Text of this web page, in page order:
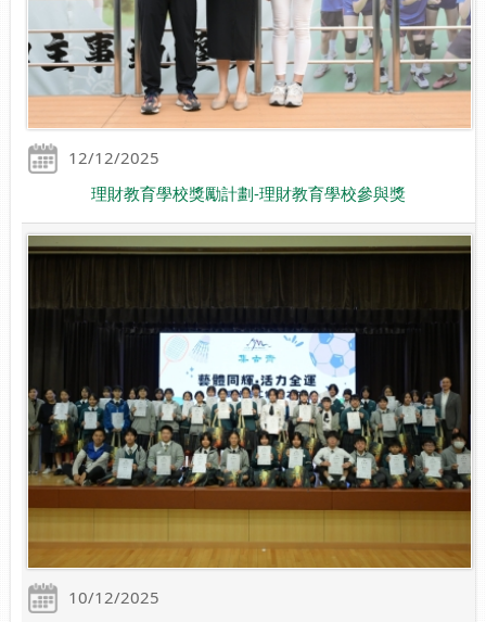
12/12/2025
理財教育學校獎勵計劃-理財教育學校參與獎
10/12/2025